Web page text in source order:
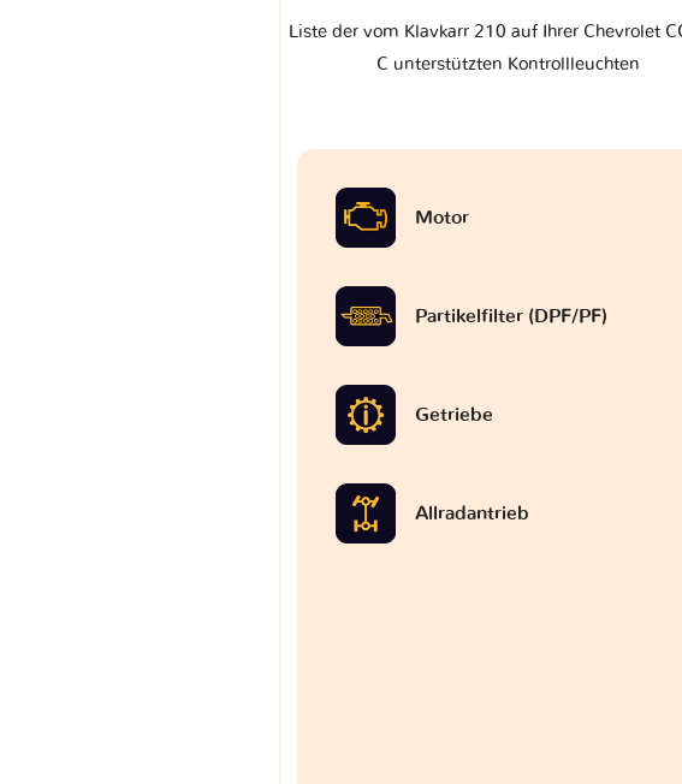
Liste der vom Klavkarr 210 auf Ihrer Chevrolet
C unterstützten Kontrollleuchten
Motor
Partikelfilter (DPF/PF)
Getriebe
Allradantrieb